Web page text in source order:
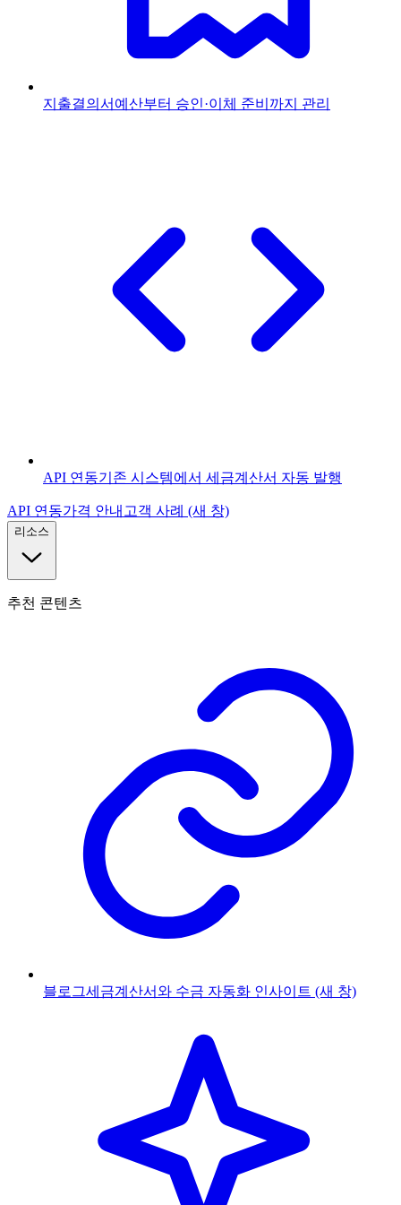
지출결의서 예산부터 승인·이체 준비까지 관리
API 연동기존 시스템에서 세금계산서 자동 발행
API 연동가격 안내 고객 사례 (새 창)
리소스
추천 콘텐츠
블로그세금계산서와 수금 자동화 인사이트 (새 창)